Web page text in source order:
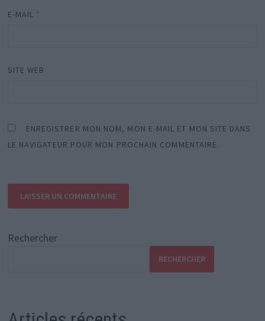
E-MAIL *
SITE WEB
ENREGISTRER MON NOM, MON E-MAIL ET MON SITE DANS
LE NAVIGATEUR POUR MON PROCHAIN COMMENTAIRE.
Rechercher
RECHERCHER